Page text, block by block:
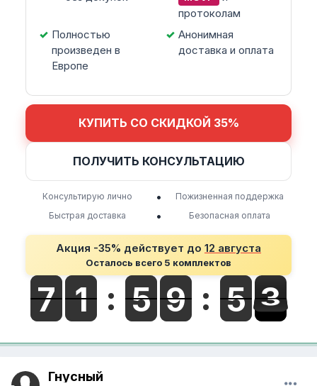
протоколам
Полностью
произведен в
Европе
Анонимная
доставка и оплата
КУПИТЬ СО СКИДКОЙ 35%
ПОЛУЧИТЬ КОНСУЛЬТАЦИЮ
Консультирую лично •
Пожизненная поддержка
Быстрая доставка
• Безопасная оплата
Акция -35% действует до 12 августа
Осталось всего 5 комплектов
Гнусный